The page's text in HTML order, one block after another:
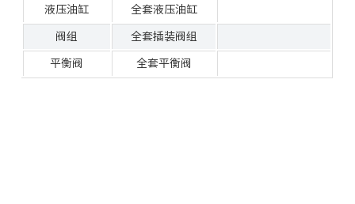
液压油缸 全套液压油缸
阀组 全套插装阀组
平衡阀 全套平衡阀